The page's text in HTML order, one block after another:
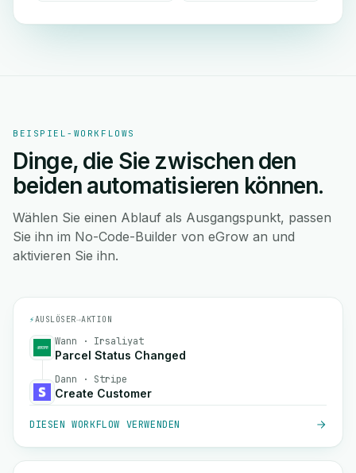
BEISPIEL-WORKFLOWS
Dinge, die Sie zwischen den
beiden automatisieren können.
Wählen Sie einen Ablauf als Ausgangspunkt, passen
Sie ihn im No-Code-Builder von eGrow an und
aktivieren Sie ihn.
⚡AUSLÖSER→AKTION
Wann · Irsaliyat
Parcel Status Changed
Dann · Stripe
Create Customer
DIESEN WORKFLOW VERWENDEN